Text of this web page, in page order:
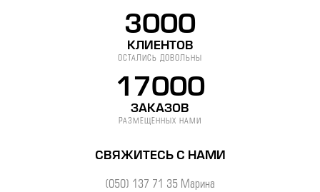
3000
КЛИЕНТОВ
ОСТАЛИСЬ ДОВОЛЬНЫ
17000
ЗАКАЗОВ
РАЗМЕЩЕННЫХ НАМИ
СВЯЖИТЕСЬ С НАМИ
(050) 137 71 35 Марина